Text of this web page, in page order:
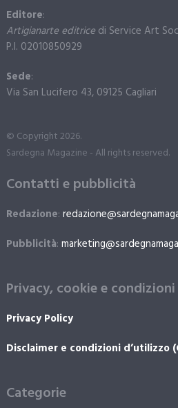
Editore:
Artigianarte editricedi Service Art
P.I. 02010850929
Sede:
Via San Lucifero 43, 09125 Cagliari
© Copyright 2026.
Sardegna Magazine - All rights reserved.
Contatti e pubblicità
Redazione:
Pubblicità:
Privacy, cookie e
Privacy Policy
Disclaimer e condizioni d’utilizzo
Categorie